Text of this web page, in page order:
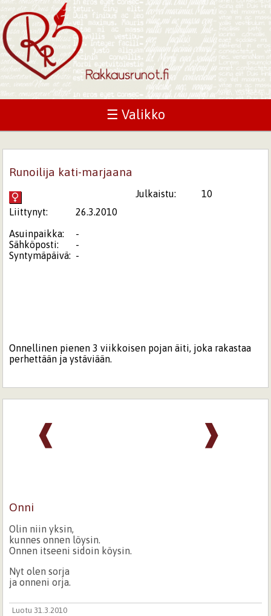
☰ Valikko
Runoilija kati-marjaana
Julkaistu:
10
Liittynyt:
26.3.2010
Asuinpaikka:
-
Sähköposti:
-
Syntymäpäivä: -
Onnellinen pienen 3 viikkoisen pojan äiti, joka rakastaa
perhettään ja ystäviään.
❱
❰
Onni
Olin niin yksin,
kunnes onnen löysin.
Onnen itseeni sidoin köysin.
Nyt olen sorja
ja onneni orja.
Luotu 31.3.2010